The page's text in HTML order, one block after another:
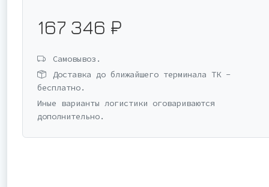
167 346 ₽
Самовывоз.
Доставка до ближайшего терминала ТК -
бесплатно.
Иные варианты логистики оговариваются
дополнительно.